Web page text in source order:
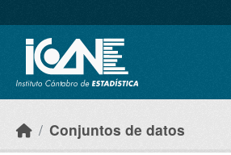
Conjuntos de datos